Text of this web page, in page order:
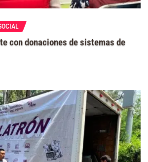
con donaciones de sistemas de